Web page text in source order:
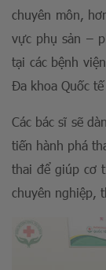
chuyên môn,
vực phụ sản –
tại các bệnh
Đa khoa Quốc
Các bác sĩ sẽ
tiến hành phá
thai để giúp cơ
chuyên nghiệp,